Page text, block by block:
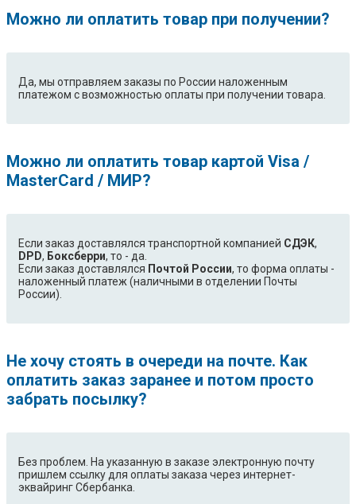
Можно ли оплатить товар при получении?
Да, мы отправляем заказы по России наложенным
платежом с возможностью оплаты при получении товара.
Можно ли оплатить товар картой Visa /
MasterCard / МИР?
Если заказ доставлялся транспортной компанией СДЭК,
DPD, Боксберри, то - да.
Если заказ доставлялся Почтой России, то форма оплаты -
наложенный платеж (наличными в отделении Почты
России).
Не хочу стоять в очереди на почте. Как
оплатить заказ заранее и потом просто
забрать посылку?
Без проблем. На указанную в заказе электронную почту
пришлем ссылку для оплаты заказа через интернет-
эквайринг Сбербанка.